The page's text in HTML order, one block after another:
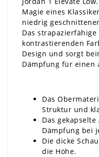
Magie eines
niedrig
Das
kontrastierenden
Design und sorgt
Dämpfung für einen
Das
Struktur und
Das
Dämpfung bei
Die dicke
die Höhe.